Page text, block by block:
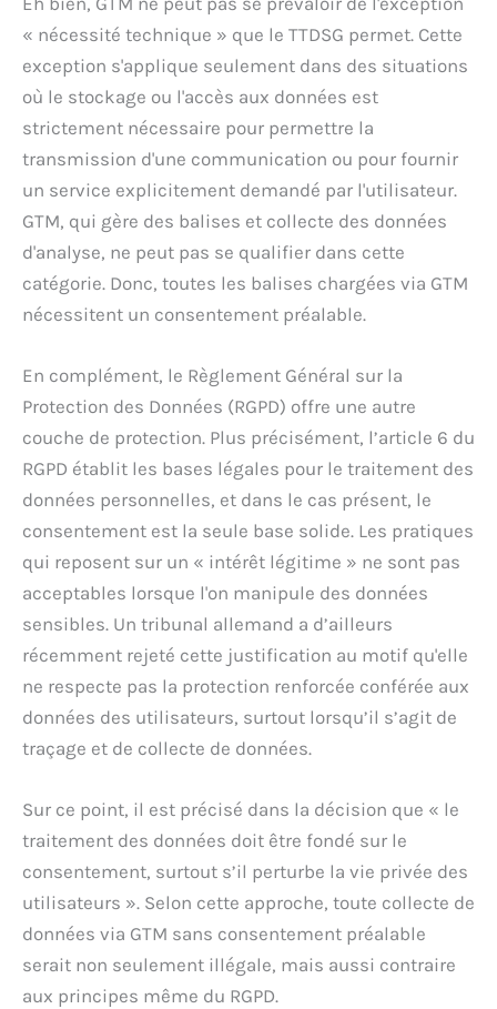
« nécessité technique » que le TTDSG permet. Cette
exception s'applique seulement dans des situations
où le stockage ou l'accès aux données est
strictement nécessaire pour permettre la
transmission d'une communication ou pour fournir
un service explicitement demandé par l'utilisateur.
GTM, qui gère des balises et collecte des données
d'analyse, ne peut pas se qualifier dans cette
catégorie. Donc, toutes les balises chargées via GTM
nécessitent un consentement préalable.
En complément, le Règlement Général sur la
Protection des Données (RGPD) offre une autre
couche de protection. Plus précisément, l’article 6 du
RGPD établit les bases légales pour le traitement des
données personnelles, et dans le cas présent, le
consentement est la seule base solide. Les pratiques
qui reposent sur un « intérêt légitime » ne sont pas
acceptables lorsque l'on manipule des données
sensibles. Un tribunal allemand a d’ailleurs
récemment rejeté cette justification au motif qu'elle
ne respecte pas la protection renforcée conférée aux
données des utilisateurs, surtout lorsqu’il s’agit de
traçage et de collecte de données.
Sur ce point, il est précisé dans la décision que « le
traitement des données doit être fondé sur le
consentement, surtout s’il perturbe la vie privée des
utilisateurs ». Selon cette approche, toute collecte de
données via GTM sans consentement préalable
serait non seulement illégale, mais aussi contraire
aux principes même du RGPD.